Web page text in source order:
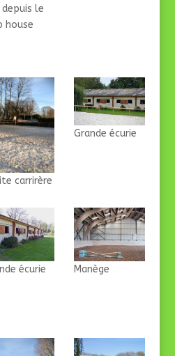
depuis le
house
carrirère
Grande écurie
écurie Manège